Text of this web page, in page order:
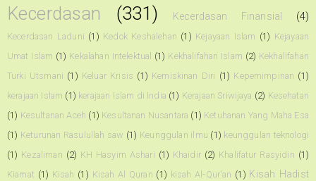
Kecerdasan (331) Kecerdasan Finansial (4)
Kecerdasan Laduni (1) Kedok Keshalehan (1) Kejayaan Islam (1) Kejayaan
Umat Islam (1) Kekalahan Intelektual (1) Kekhalifahan Islam (2) Kekhalifahan
Turki Utsmani (1) Keluar Krisis (1) Kemiskinan Diri (1) Kepemimpinan (1)
kerajaan Islam (1) kerajaan Islam di India (1) Kerajaan Sriwijaya (2) Kesehatan
(1) Kesultanan Aceh (1) Kesultanan Nusantara (1) Ketuhanan Yang Maha Esa
(1) Keturunan Rasulullah saw (1) Keunggulan ilmu (1) keunggulan teknologi
(1) Kezaliman (2) KH Hasyim Ashari (1) Khaidir (2) Khalifatur Rasyidin (1)
Kiamat (1) Kisah (1) Kisah Al Quran (1) kisah Al-Qur'an (1) Kisah Hadist